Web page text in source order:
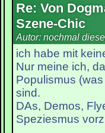
Re: Von
Szene-Chic
Autor: nochmal
ich habe mit
Nur meine ich,
Populismus
sind.
DAs, Demos,
Speziesmus